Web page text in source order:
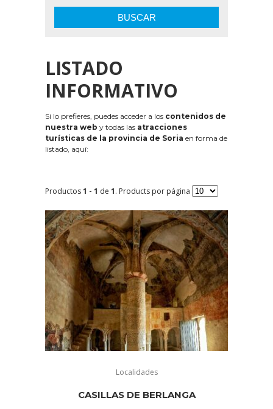
BUSCAR
LISTADO
INFORMATIVO
Si lo prefieres, puedes acceder a los contenidos de
nuestra web y todas las atracciones
turísticas de la provincia de Soria en forma de
listado, aquí:
Productos1 - 1 de 1. Products por página
Localidades
CASILLAS DE BERLANGA